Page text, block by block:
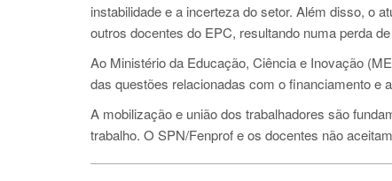
instabilidade e a incerteza do setor. Além disso, o
outros docentes do EPC, resultando numa perda
Ao Ministério da Educação, Ciência e Inovação
das questões relacionadas com o financiamento e
A mobilização e união dos trabalhadores são
trabalho. O SPN/Fenprof e os docentes não